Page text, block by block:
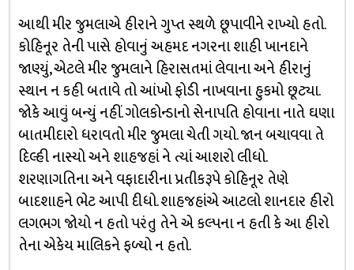
આથી મીર જુમલાએ હીરાને ગુપ્ત સ્થળે છૂપાવીને રાખ્યો હતો.
કોહિનૂર તેની પાસે હોવાનું અહમદ નગરના શાહી ખાનદાને
જાણ્યું, એટલે મીર જુમલાને હિરાસતમાં લેવાના અને હીરાનું
સ્થાન ન કહી બતાવે તો આંખો ફોડી નાખવાના હુકમો છૂટ્યા.
જોકે આવું બન્યું નહીં. ગોલકોન્ડાનો સેનાપતિ હોવાના નાતે ઘણા
બાતમીદારો ધરાવતો મીર જુમલા ચેતી ગયો. જાન બચાવવા તે
દિલ્હી નાસ્યો અને શાહજહાં ને ત્યાં આશરો લીધો.
શરણાગતિના અને વફાદારીના પ્રતીકરૂપે કોહિનૂર તેણે
બાદશાહને ભેટ આપી દીધો. શાહજહાંએ આટલો શાનદાર હીરો
લગભગ જોયો ન હતો પરંતુ તેને એ કલ્પના ન હતી કે આ હીરો
તેના એકેય માલિકને ફળ્યો ન હતો.